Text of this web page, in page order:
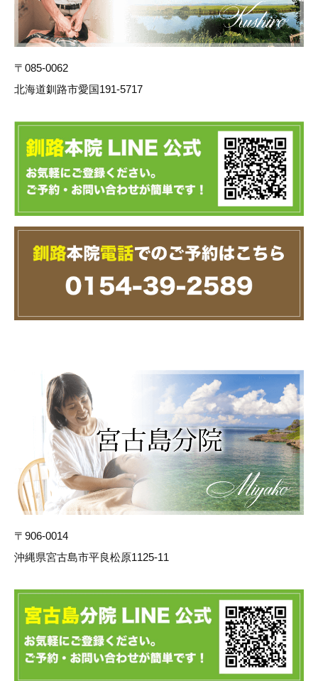
〒085-0062
北海道釧路市愛国191-5717
〒906-0014
沖縄県宮古島市平良松原1125-11